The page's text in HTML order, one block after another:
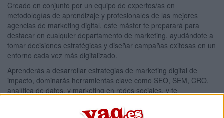
Creado en conjunto por un equipo de expertos/as en
metodologías de aprendizaje y profesionales de las mejores
agencias de marketing digital, este máster te preparará para
destacar en cualquier departamento de marketing, ayudándote a
tomar decisiones estratégicas y diseñar campañas exitosas en un
entorno cada vez más digitalizado.
Aprenderás a desarrollar estrategias de marketing digital de
impacto, dominarás herramientas clave como SEO, SEM, CRO,
analítica de datos, y marketing en redes sociales, y te
esto, con el objetivo de convertirte en un líder en transformación